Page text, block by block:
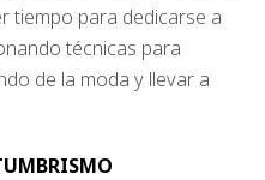
tiempo para dedicarse a
técnicas para
de la moda y llevar a